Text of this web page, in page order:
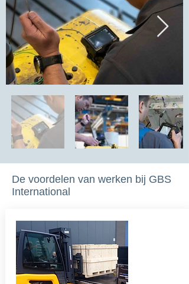
De voordelen van werken bij GBS
International